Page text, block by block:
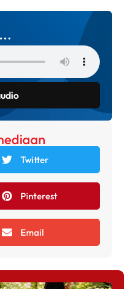
Twitter
Pinterest
Email